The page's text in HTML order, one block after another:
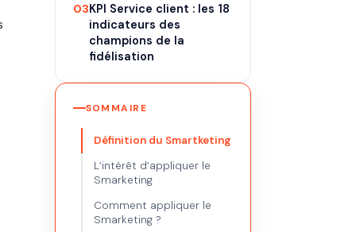
03KPI Service client : les 18
indicateurs des
champions de la
fidélisation
SOMMAIRE
Définition du Smartketing
L’intérêt d’appliquer le
Smarketing
Comment appliquer le
Smarketing ?